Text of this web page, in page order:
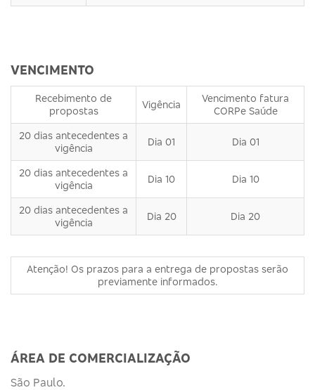
VENCIMENTO
Recebimento de
propostas
Vigência
Vencimento fatura
CORPe Saúde
20 dias antecedentes a
vigência
Dia 01 Dia 01
20 dias antecedentes a
vigência
Dia 10 Dia 10
20 dias antecedentes a
vigência
Dia 20 Dia 20
Atenção! Os prazos para a entrega de propostas serão
previamente informados.
ÁREA DE COMERCIALIZAÇÃO
São Paulo.